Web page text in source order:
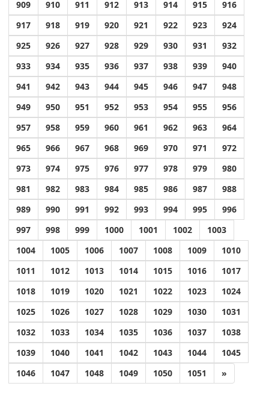
909 910 911 912 913 914 915
916
917
918 919 920 921 922 923
924
925
926 927 928 929 930 931
932
933
934 935 936 937 938 939
940
941
942 943 944 945 946 947
948
949
950 951 952 953 954 955
956
957
958 959 960 961 962 963
964
965
966 967 968 969 970 971
972
973
974 975 976 977 978 979
980
981
982 983 984 985 986 987
988
989
990 991 992 993 994 995
996
997
998 999 1000 1001 1002
1003
1004
1005 1006 1007 1008 1009
1010
1011
1012 1013 1014 1015 1016
1017
1018
1019 1020 1021 1022 1023
1024
1025
1026 1027 1028 1029 1030
1031
1032
1033 1034 1035 1036 1037
1038
1039
1040 1041 1042 1043 1044
1045
1046
1047 1048 1049 1050 1051 »